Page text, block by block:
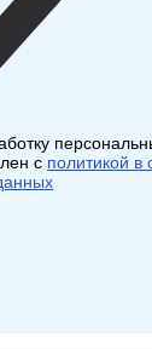
с политикой в